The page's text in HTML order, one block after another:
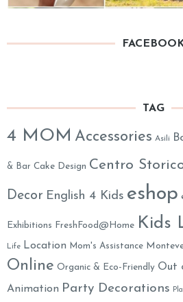
TAG
4 MOM Accessories Asili
& Bar Cake Design Centro
Decor English 4 Kids eshop
Exhibitions FreshFood@Home Kids
Life Location Mom's Assistance
Online Organic & Eco-Friendly Out
Animation Party Decorations